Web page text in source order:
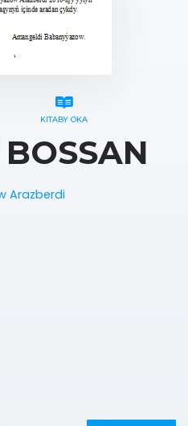
KITABY OKA
Arazberdi